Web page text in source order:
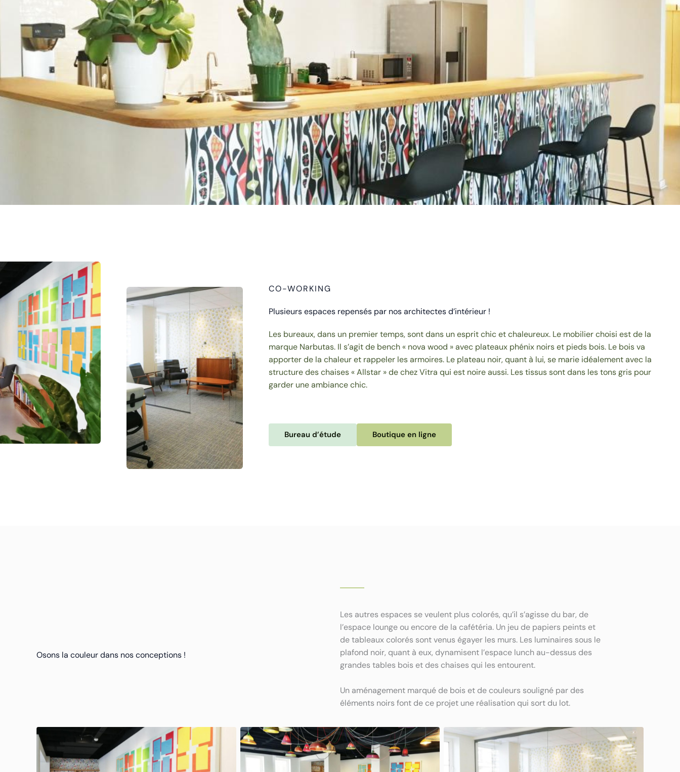
CO-WORKING
Plusieurs espaces repensés par nos architectes d’intérieur !
Les bureaux, dans un premier temps, sont dans un esprit chic et chaleureux. Le mobilier choisi est de la
marque Narbutas. Il s’agit de bench « nova wood » avec plateaux phénix noirs et pieds bois. Le bois va
apporter de la chaleur et rappeler les armoires. Le plateau noir, quant à lui, se marie idéalement avec la
structure des chaises « Allstar » de chez Vitra qui est noire aussi. Les tissus sont dans les tons gris pour
garder une ambiance chic.
Bureau d’étude Boutique en ligne
Osons la couleur dans nos conceptions !
Les autres espaces se veulent plus colorés, qu’il s’agisse du bar, de
l’espace lounge ou encore de la cafétéria. Un jeu de papiers peints et
de tableaux colorés sont venus égayer les murs. Les luminaires sous le
plafond noir, quant à eux, dynamisent l’espace lunch au-dessus des
grandes tables bois et des chaises qui les entourent.
Un aménagement marqué de bois et de couleurs souligné par des
éléments noirs font de ce projet une réalisation qui sort du lot.